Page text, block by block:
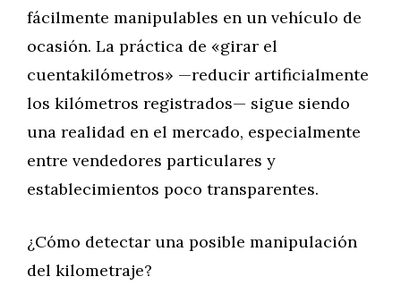
fácilmente manipulables en un vehículo de
ocasión. La práctica de «girar el
cuentakilómetros» —reducir artificialmente
los kilómetros registrados— sigue siendo
una realidad en el mercado, especialmente
entre vendedores particulares y
establecimientos poco transparentes.
¿Cómo detectar una posible manipulación
del kilometraje?